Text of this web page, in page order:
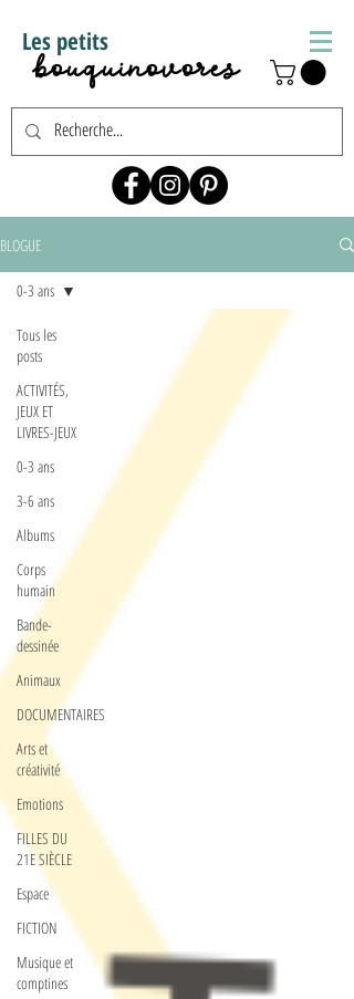
Les petits
bouquinovores
BLOGUE
Tous les
posts
ACTIVITÉS,
JEUX ET
LIVRES-JEUX
0-3 ans
3-6 ans
Albums
Corps
humain
Bande-
dessinée
Animaux
DOCUMENTAIRES
Arts et
créativité
Emotions
FILLES DU
21E SIÈCLE
Espace
FICTION
Musique et
comptines
0-3 ans